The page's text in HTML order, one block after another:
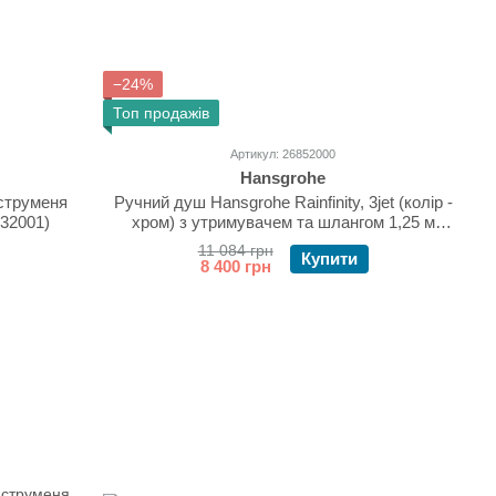
−24%
Топ продажів
Артикул: 26852000
Hansgrohe
Ручний душ Hansgrohe Rainfinity, 3jet (колір -
хром) з утримувачем та шлангом 1,25 м
26852000
11 084 грн
8 400 грн Купити